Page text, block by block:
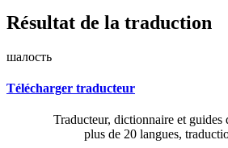
Résultat de la traduction
шалость
Télécharger traducteur
Traducteur, dictionnaire et guides
plus de 20 langues,